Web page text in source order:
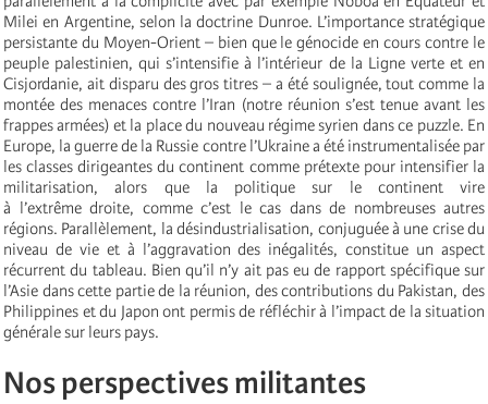
Milei en Argentine, selon la doctrine Dunroe. L’importance stratégique
persistante du Moyen-Orient – bien que le génocide en cours contre le
peuple palestinien, qui s’intensifie à l’intérieur de la Ligne verte et en
Cisjordanie, ait disparu des gros titres – a été soulignée, tout comme la
montée des menaces contre l’Iran (notre réunion s’est tenue avant les
frappes armées) et la place du nouveau régime syrien dans ce puzzle. En
Europe, la guerre de la Russie contre l’Ukraine a été instrumentalisée par
les classes dirigeantes du continent comme prétexte pour intensifier la
militarisation, alors que la politique sur le continent vire
à l’extrême droite, comme c’est le cas dans de nombreuses autres
régions. Parallèlement, la désindustrialisation, conjuguée à une crise du
niveau de vie et à l’aggravation des inégalités, constitue un aspect
récurrent du tableau. Bien qu’il n’y ait pas eu de rapport spécifique sur
l’Asie dans cette partie de la réunion, des contributions du Pakistan, des
Philippines et du Japon ont permis de réfléchir à l’impact de la situation
générale sur leurs pays.
Nos perspectives militantes